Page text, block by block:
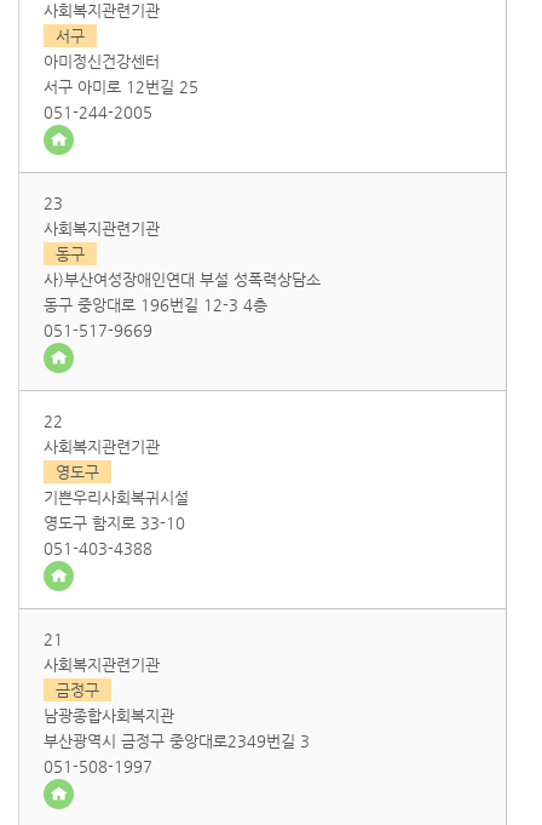
사회복지관련기관
서구
아미정신건강센터
서구 아미로 12번길 25
051-244-2005
23
사회복지관련기관
동구
사)부산여성장애인연대 부설 성폭력상담소
동구 중앙대로 196번길 12-3 4층
051-517-9669
22
사회복지관련기관
영도구
기쁜우리사회복귀시설
영도구 함지로 33-10
051-403-4388
21
사회복지관련기관
금정구
남광종합사회복지관
부산광역시 금정구 중앙대로2349번길 3
051-508-1997